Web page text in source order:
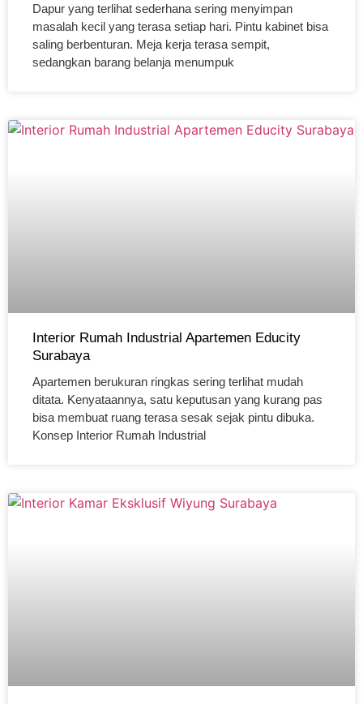
Dapur yang terlihat sederhana sering menyimpan
masalah kecil yang terasa setiap hari. Pintu kabinet bisa
saling berbenturan. Meja kerja terasa sempit,
sedangkan barang belanja menumpuk
Interior Rumah Industrial Apartemen Educity
Surabaya
Apartemen berukuran ringkas sering terlihat mudah
ditata. Kenyataannya, satu keputusan yang kurang pas
bisa membuat ruang terasa sesak sejak pintu dibuka.
Konsep Interior Rumah Industrial